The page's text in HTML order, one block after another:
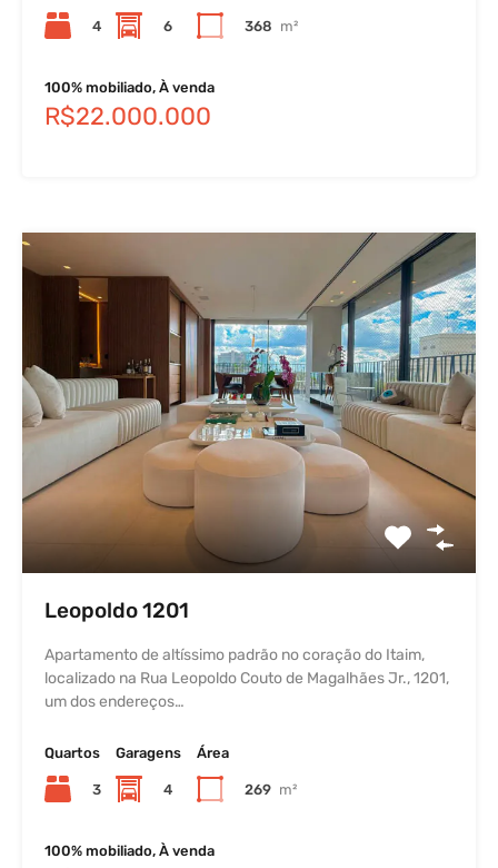
4 6 368 m²
100% mobiliado, À venda
R$22.000.000
Leopoldo 1201
Apartamento de altíssimo padrão no coração do Itaim,
localizado na Rua Leopoldo Couto de Magalhães Jr., 1201,
um dos endereços…
Quartos
3
Garagens
4
Área
269 m²
100% mobiliado, À venda